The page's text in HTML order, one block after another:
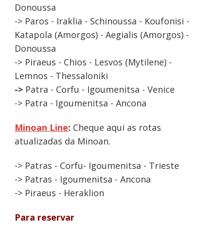
Donoussa
-> Paros - Iraklia - Schinoussa - Koufonisi -
Katapola (Amorgos) - Aegialis (Amorgos) -
Donoussa
-> Piraeus - Chios - Lesvos (Mytilene) -
Lemnos - Thessaloniki
-> Patra - Corfu - Igoumenitsa - Venice
-> Patra - Igoumenitsa - Ancona
Minoan Line: Cheque aqui as rotas
atualizadas da Minoan.
-> Patras - Corfu- Igoumenitsa - Trieste
-> Patras - Igoumenitsa - Ancona
-> Piraeus - Heraklion
Para reservar